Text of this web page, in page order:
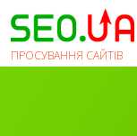
ПРОСУВАННЯ САЙТІВ